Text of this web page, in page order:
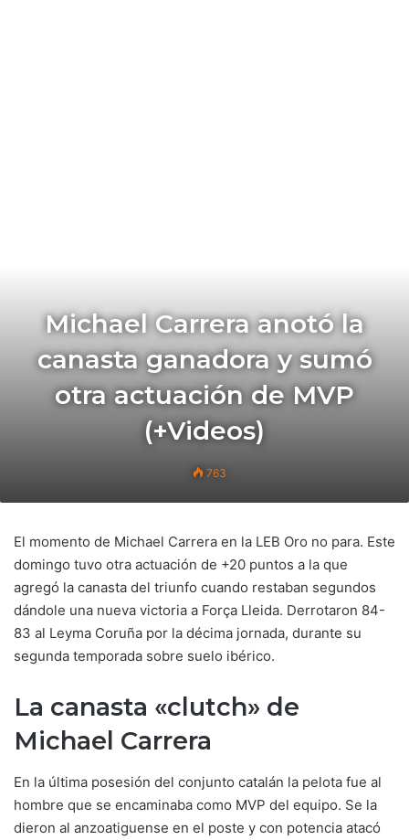
Michael Carrera anotó la
canasta ganadora y sumó
otra actuación de MVP
(+Videos)
763
El momento de Michael Carrera en la LEB Oro no para. Este
domingo tuvo otra actuación de +20 puntos a la que
agregó la canasta del triunfo cuando restaban segundos
dándole una nueva victoria a Força Lleida. Derrotaron 84-
83 al Leyma Coruña por la décima jornada, durante su
segunda temporada sobre suelo ibérico.
La canasta «clutch» de
Michael Carrera
En la última posesión del conjunto catalán la pelota fue al
hombre que se encaminaba como MVP del equipo. Se la
dieron al anzoatiguense en el poste y con potencia atacó